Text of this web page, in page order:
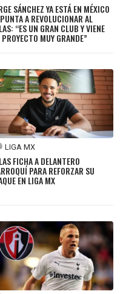
SÁNCHEZ YA ESTÁ EN MÉXICO
A REVOLUCIONAR AL
“ES UN GRAN CLUB Y VIENE
MUY GRANDE”
LIGA MX
FICHA A DELANTERO
PARA REFORZAR SU
EN LIGA MX